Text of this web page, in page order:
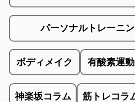
パーソナルトレーニ
ボディメイク 有酸素運動
神楽坂コラム 筋トレコラ